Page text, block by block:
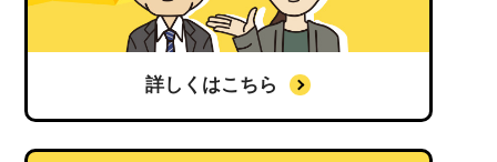
詳しくはこちら